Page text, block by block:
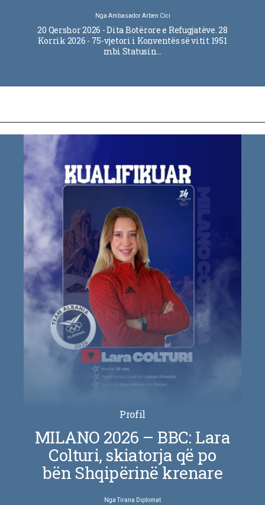
Nga Ambasador Arben Cici
20 Qershor 2026 - Dita Botërore e Refugjatëve. 28
Korrik 2026 - 75-vjetori i Konventës së vitit 1951
mbi Statusin…
Profil
MILANO 2026 – BBC: Lara
Colturi, skiatorja që po
bën Shqipërinë krenare
NgaTirana Diplomat